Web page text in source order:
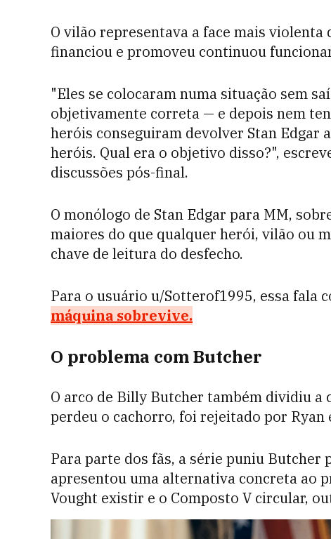
O vilão representava a face mais violenta
financiou e promoveu continuou
"Eles se colocaram numa situação sem
objetivamente correta — e depois nem
heróis conseguiram devolver Stan Edgar
heróis. Qual era o objetivo disso?",
discussões pós-final.
O monólogo de Stan Edgar para MM,
maiores do que qualquer herói, vilão ou
chave de leitura do desfecho.
Para o usuário u/Sotterof1995, essa fala
máquina sobrevive.
O problema com Butcher
O arco de Billy Butcher também dividiu a
perdeu o cachorro, foi rejeitado por Ryan
Para parte dos fãs, a série puniu Butcher
apresentou uma alternativa concreta ao
Vought existir e o Composto V circular,